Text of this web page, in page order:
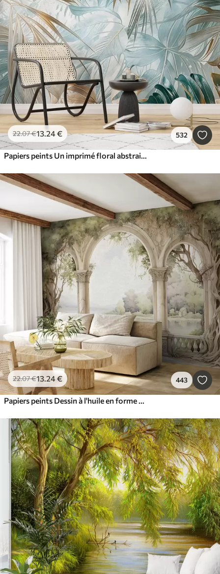
22.07€13.24€ 532
Papiers peints Un imprimé floral abstrait tropical avec de grandes feuilles de palmier dans des tons bleus et beiges crée une atmosphère luxuriante
22.07€13.24€ 443
Papiers peints Dessin à l'huile en forme d'arche